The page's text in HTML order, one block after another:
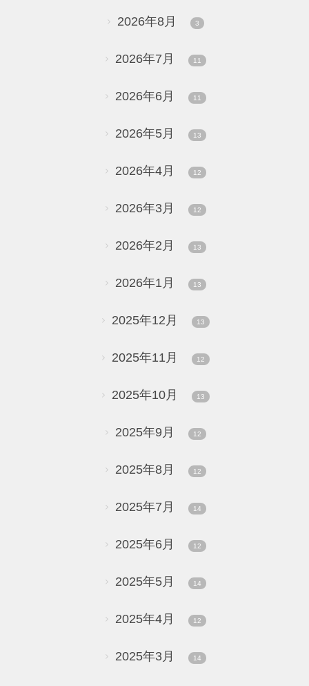
2026年8月 3
2026年7月 11
2026年6月 11
2026年5月 13
2026年4月 12
2026年3月 12
2026年2月 13
2026年1月 13
2025年12月 13
2025年11月 12
2025年10月 13
2025年9月 12
2025年8月 12
2025年7月 14
2025年6月 12
2025年5月 14
2025年4月 12
2025年3月 14